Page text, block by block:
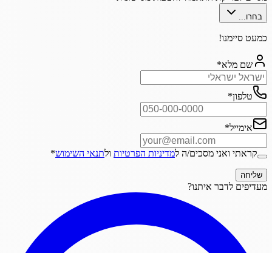
בחרו...
כמעט סיימנו!
שם מלא*
טלפון*
אימייל*
קראתי ואני מסכים/ה למדיניות הפרטיות ולתנאי השימוש*
שליחה
מעדיפים לדבר איתנו?